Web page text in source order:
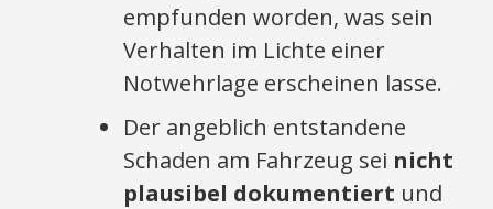
empfunden worden, was sein
Verhalten im Lichte einer
Notwehrlage erscheinen lasse.
Der angeblich entstandene
Schaden am Fahrzeug sei nicht
plausibel dokumentiert und